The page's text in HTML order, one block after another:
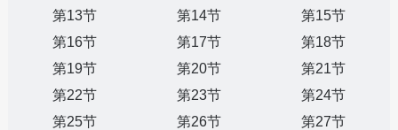
第13节
第14节
第15节
第16节
第17节
第18节
第19节
第20节
第21节
第22节
第23节
第24节
第25节
第26节
第27节